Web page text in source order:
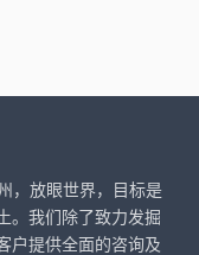
，放眼世界，目标是
。我们除了致力发掘
户提供全面的咨询及